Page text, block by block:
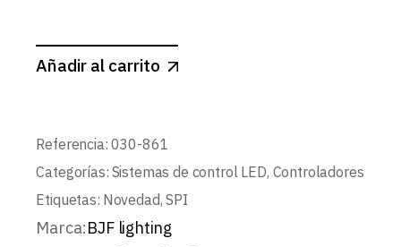
Añadir al carrito
Referencia: 030-861
Categorías: Sistemas de control LED, Controladores
Etiquetas: Novedad,SPI
Marca:BJF lighting